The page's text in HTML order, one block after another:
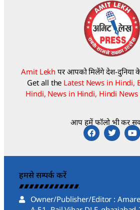
Amit Lekh पर आपको मिलेंगे देश-दुनिया के
Get all the Latest News in Hindi,
Hindi, News in Hindi, Hindi
आप हमें फॉलो भी कर
हमसे सम्पर्क करें
Owner/Publisher/Editor :